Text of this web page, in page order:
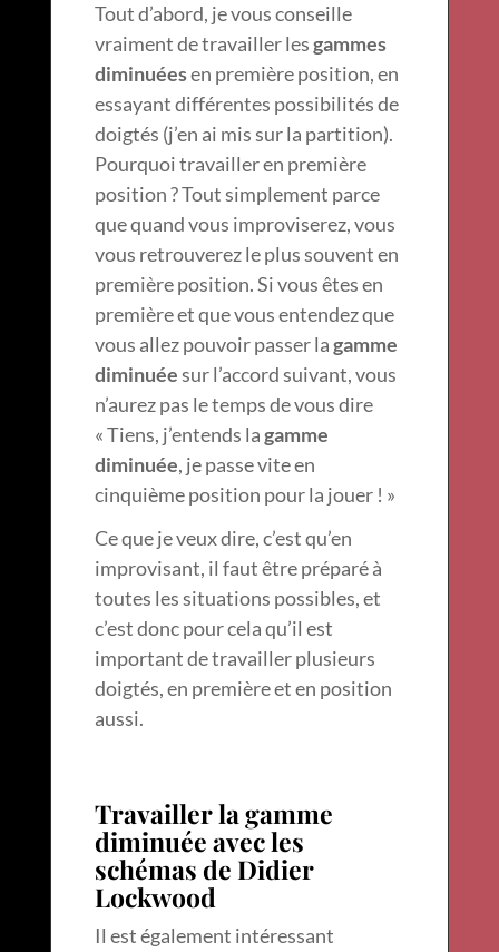
Tout d’abord, je vous conseille
vraiment de travailler lesgammes
diminuéesen première position, en
essayant différentes possibilités de
doigtés (j’en ai mis sur la partition).
Pourquoi travailler en première
position ? Tout simplement parce
que quand vous improviserez, vous
vous retrouverez le plus souvent en
première position. Si vous êtes en
première et que vous entendez que
vous allez pouvoir passer lagamme
diminuéesur l’accord suivant, vous
n’aurez pas le temps de vous dire
« Tiens, j’entends lagamme
diminuée, je passe vite en
cinquième position pour la jouer ! »
Ce que je veux dire, c’est qu’en
improvisant, il faut être préparé à
toutes les situations possibles, et
c’est donc pour cela qu’il est
important de travailler plusieurs
doigtés, en première et en position
aussi.
Travailler la gamme
diminuée avec les
schémas de Didier
Lockwood
Il est également intéressant